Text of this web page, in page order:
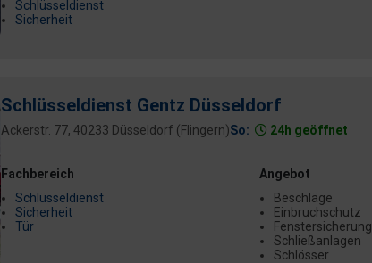
Schlüsseldienst
Sicherheit
Schlüsseldienst Gentz Düsseldorf
Ackerstr. 77, 40233 Düsseldorf (Flingern)So: 24h geöffnet
Fachbereich
Schlüsseldienst
Sicherheit
Tür
Angebot
Beschläge
Einbruchschutz
Fenstersicherung
Schließanlagen
Schlösser